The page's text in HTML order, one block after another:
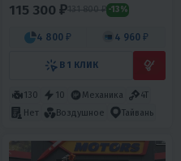
115 300 ₽131 800 ₽ -13%
4 800 ₽ 4 960 ₽
В 1 КЛИК
130 10 Механика
4T
Нет
Воздушное Тайвань